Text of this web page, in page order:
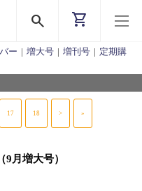
search shopping_cart
ー | 増大号 | 増刊号 | 定期購
17 18 > »
9月増大号）